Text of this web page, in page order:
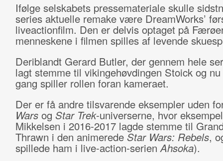
Ifølge selskabets pressemateriale skulle
series aktuelle remake være DreamWorks’
liveactionfilm. Den er delvis optaget på
menneskene i filmen spilles af levende
Deriblandt Gerard Butler, der gennem hele
lagt stemme til vikingehøvdingen Stoick og
gang spiller rollen foran kameraet.
Der er få andre tilsvarende eksempler uden
Warsog Star Trek-universerne, hvor
Mikkelsen i 2016-2017 lagde stemme til
Thrawn i den animerede Star Wars: Rebels,
spillede ham i live-action-serienAhsoka).